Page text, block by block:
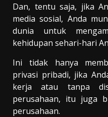
Dan, tentu saja, jika
media sosial, Anda
dunia untuk
kehidupan sehari-hari
Ini tidak hanya
privasi pribadi, jika
kerja atau tanpa
perusahaan, itu juga
perusahaan.